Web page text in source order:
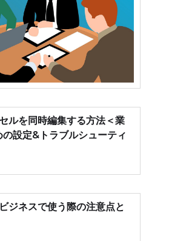
ルを同時編集する方法＜業
設定&トラブルシューティ
ネスで使う際の注意点と